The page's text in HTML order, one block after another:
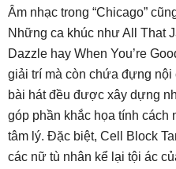
Âm nhạc trong “Chicago”
Những ca khúc như All That
Dazzle hay When You’re
giải trí mà còn chứa đựng nội
bài hát đều được xây dựng
góp phần khắc họa tính cách
tâm lý. Đặc biệt, Cell Block
các nữ tù nhân kể lại tội ác